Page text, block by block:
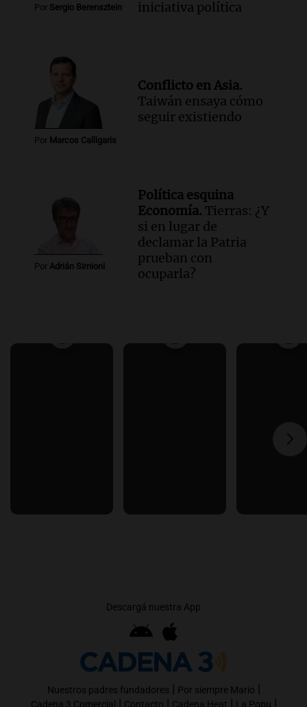
Por Sergio Berensztein
iniciativa política
Por Marcos Calligaris
Conflicto en Asia.
Taiwán ensaya cómo
seguir existiendo
Por Adrián Simioni
Política esquina
Economía. Tierras: ¿Y
si en lugar de
declamar la Patria
prueban con
ocuparla?
Descargá nuestra App
Nuestros padres fundadores | Por siempre Mario |
Cadena 3 Comercial | Contacto | Cadena Heat | La Popu |